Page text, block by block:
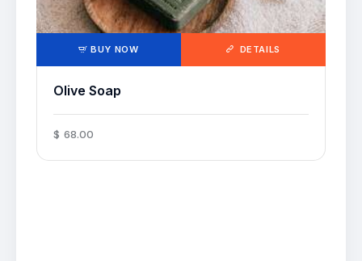
BUY NOW DETAILS
Olive Soap
$ 68.00